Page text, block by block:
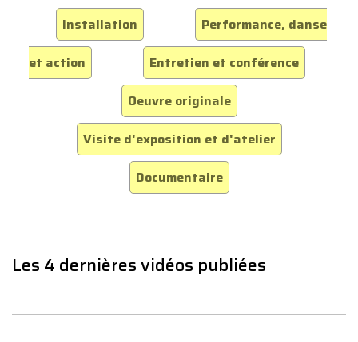
Installation
Performance, danse
et action
Entretien et conférence
Oeuvre originale
Visite d'exposition et d'atelier
Documentaire
Les 4 dernières vidéos publiées